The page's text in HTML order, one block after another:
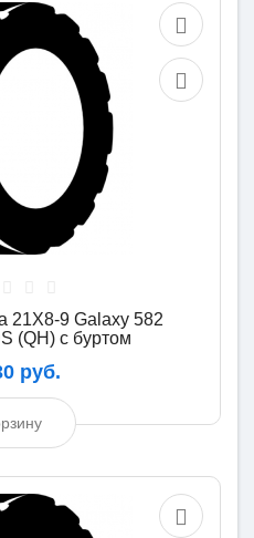
21X8-9 Galaxy 582
(QH) с буртом
руб.